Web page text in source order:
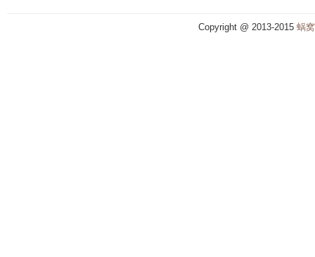
Copyright @ 2013-2015 蜗